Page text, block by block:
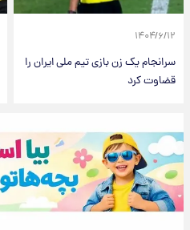
۱۴۰۴/۶/۱۲
سرانجام یک زن بازی تیم ملی ایران را
قضاوت کرد